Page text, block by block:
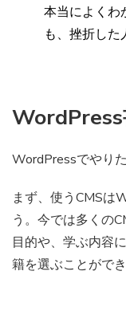
本当によくわ
も、挫折し
WordPressでやり
まず、使うCMSは
う。今では多くの
目的や、学ぶ内容
籍を選ぶことができ